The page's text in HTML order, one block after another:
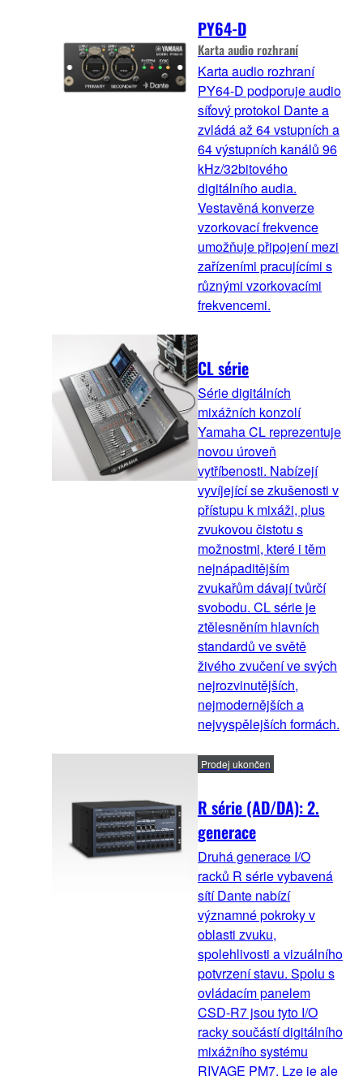
PY64-D
Karta audio rozhraní
Karta audio rozhraní
PY64-D podporuje audio
síťový protokol Dante a
zvládá až 64 vstupních a
64 výstupních kanálů 96
kHz/32bitového
digitálního audia.
Vestavěná konverze
vzorkovací frekvence
umožňuje připojení mezi
zařízeními pracujícími s
různými vzorkovacími
frekvencemi.
CL série
Série digitálních
mixážních konzolí
Yamaha CL reprezentuje
novou úroveň
vytříbenosti. Nabízejí
vyvíjející se zkušenosti v
přístupu k mixáži, plus
zvukovou čistotu s
možnostmi, které i těm
nejnápaditějším
zvukařům dávají tvůrčí
svobodu. CL série je
ztělesněním hlavních
standardů ve světě
živého zvučení ve svých
nejrozvinutějších,
nejmodernějších a
nejvyspělejších formách.
R série (AD/DA): 2.
generace
Prodej ukončen
Druhá generace I/O
racků R série vybavená
sítí Dante nabízí
významné pokroky v
oblasti zvuku,
spolehlivosti a vizuálního
potvrzení stavu. Spolu s
ovládacím panelem
CSD-R7 jsou tyto I/O
racky součástí digitálního
mixážního systému
RIVAGE PM7. Lze je ale